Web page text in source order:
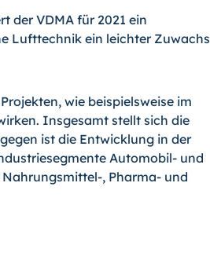
der VDMA für 2021 ein
Lufttechnik ein leichter Zuwachs
wie beispielsweise im
Insgesamt stellt sich die
ist die Entwicklung in der
Automobil- und
, Pharma- und